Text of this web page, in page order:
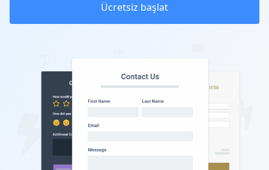
Ücretsiz başlat